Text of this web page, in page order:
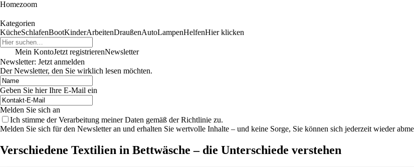
Homezoom
Kategorien
KücheSchlafenBootKinderArbeitenDraußenAutoLampenHelfenHier klicken
Mein KontoJetzt registrierenNewsletter
Newsletter: Jetzt anmelden
Der Newsletter, den Sie wirklich lesen möchten.
Geben Sie hier Ihre E-Mail ein
Melden Sie sich an
Ich stimme der Verarbeitung meiner Daten gemäß der Richtlinie zu.
Melden Sie sich für den Newsletter an und erhalten Sie wertvolle Inhalte – und keine Sorge, Sie können sich jederzeit wieder
Verschiedene Textilien in Bettwäsche – die Unterschiede verstehen